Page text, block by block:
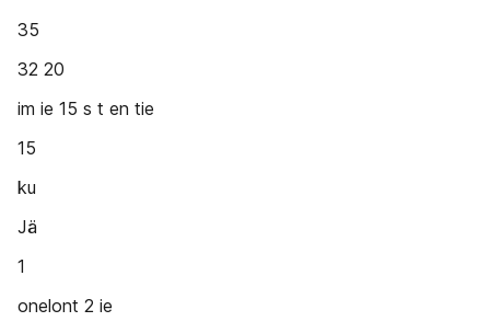
35
32 20
im ie 15 s t en tie
15
ku
Jä
1
onelont 2 ie